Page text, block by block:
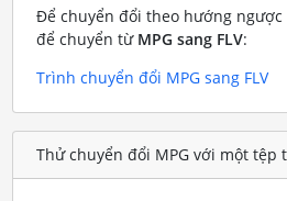
Để chuyển đổi theo hướng ngược
để chuyển từ MPG sang FLV:
Trình chuyển đổi MPG sang FLV
Thử chuyển đổi MPG với một tệp